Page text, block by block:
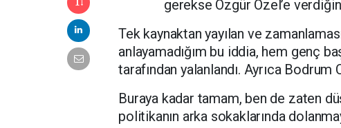
gerekse Özgür Özel’e
Tek kaynaktan yayılan ve
anlayamadığım bu iddia, hem genç
tarafından yalanlandı. Ayrıca Bodrum
Buraya kadar tamam, ben de zaten
politikanın arka sokaklarında